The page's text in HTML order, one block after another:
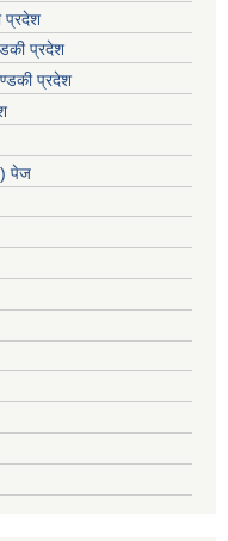
प्रदेश
प्रदेश
प्रदेश
पेज